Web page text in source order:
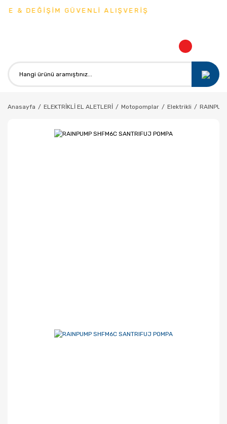
& DEĞİŞİM GÜVENLİ ALIŞVERİŞ
Anasayfa ELEKTRİKLİ EL ALETLERİ Motopomplar Elektrikli